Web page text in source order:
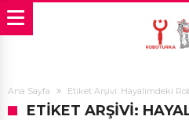
Ana Sayfa Etiket Arşivi: Hayalimdeki
ETIKET ARŞIVI: